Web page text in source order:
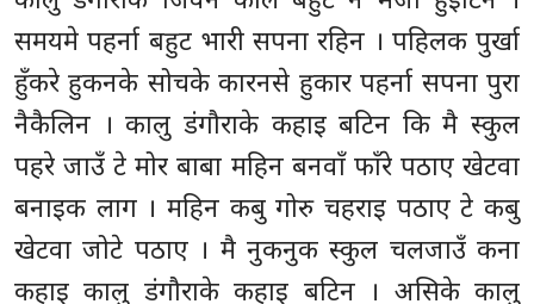
समयमे पहर्ना बहुट भारी सपना रहिन । पहिलक पुर्खा
हुँकरे हुकनके सोचके कारनसे हुकार पहर्ना सपना पुरा
नैकैलिन । कालु डंगौराके कहाइ बटिन कि मै स्कुल
पहरे जाउँ टे मोर बाबा महिन बनवाँ फाँरे पठाए खेटवा
बनाइक लाग । महिन कबु गोरु चहराइ पठाए टे कबु
खेटवा जोटे पठाए । मै नुकनुक स्कुल चलजाउँ कना
कहाइ कालु डंगौराके कहाइ बटिन । असिके कालु